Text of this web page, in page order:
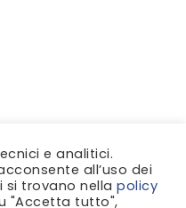
e analitici.
all’uso dei
si trovano nella policy
"Accetta tutto",